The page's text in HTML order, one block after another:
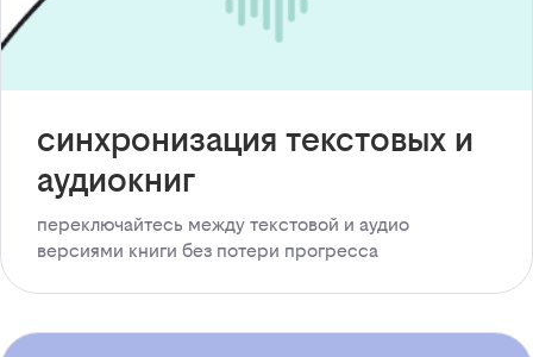
синхронизация текстовых и
аудиокниг
переключайтесь между текстовой и аудио
версиями книги без потери прогресса